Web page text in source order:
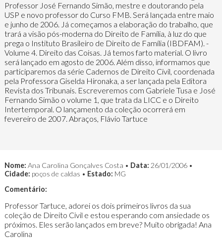
Professor José Fernando Simão, mestre e doutorando pela
USP e novo professor do Curso FMB. Será lançada entre maio
e junho de 2006. Já começamos a elaboração do trabalho, que
trará a visão pós-moderna do Direito de Família, à luz do que
prega o Instituto Brasileiro de Direito de Família (IBDFAM). -
Volume 4. Direito das Coisas. Já temos farto material. O livro
será lançado em agosto de 2006. Além disso, informamos que
participaremos da série Cadernos de Direito Civil, coordenada
pela Professora Giselda Hironaka, a ser lançada pela Editora
Revista dos Tribunais. Escreveremos com Gabriele Tusa e José
Fernando Simão o volume 1, que trata da LICC e o Direito
Intertemporal. O lançamento da coleção ocorrerá em
fevereiro de 2007. Abraços, Flávio Tartuce
Nome: Ana Carolina Gonçalves Costa • Data: 26/01/2006 •
Cidade: poços de caldas • Estado: MG
Comentário:
Professor Tartuce, adorei os dois primeiros livros da sua
coleção de Direito Civil e estou esperando com ansiedade os
próximos. Eles serão lançados em breve? Muito obrigada! Ana
Carolina